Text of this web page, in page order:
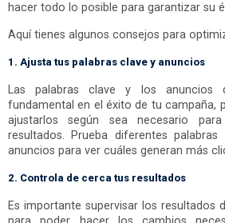
hacer todo lo posible para garantizar su
Aquí tienes algunos consejos para
1. Ajusta tus palabras clave y anuncios
Las palabras clave y los anuncios
fundamental en el éxito de tu campaña,
ajustarlos según sea necesario
resultados. Prueba diferentes
anuncios para ver cuáles generan más
2. Controla de cerca tus resultados
Es importante supervisar los resultados